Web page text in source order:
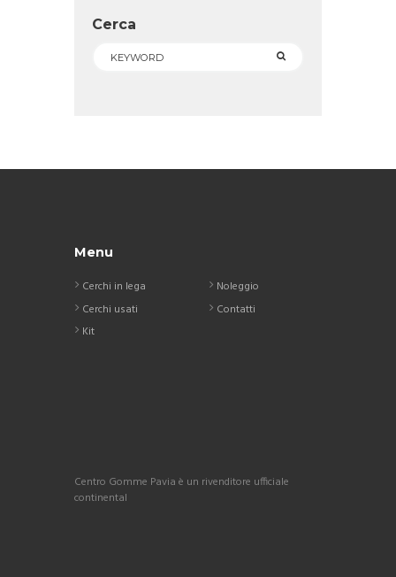
Cerca
Menu
Cerchi in lega
Cerchi usati
Kit
Noleggio
Contatti
Centro Gomme Pavia è un rivenditore ufficiale
continental